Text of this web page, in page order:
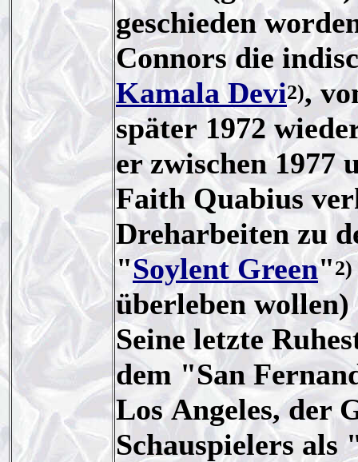
geschieden
Connors die
Kamala Devi2),
später 1972
er zwischen 1977
Faith Quabius
Dreharbeiten zu
"Soylent Green"2)
überleben
Seine letzte
dem "San
Los Angeles, der
Schauspielers